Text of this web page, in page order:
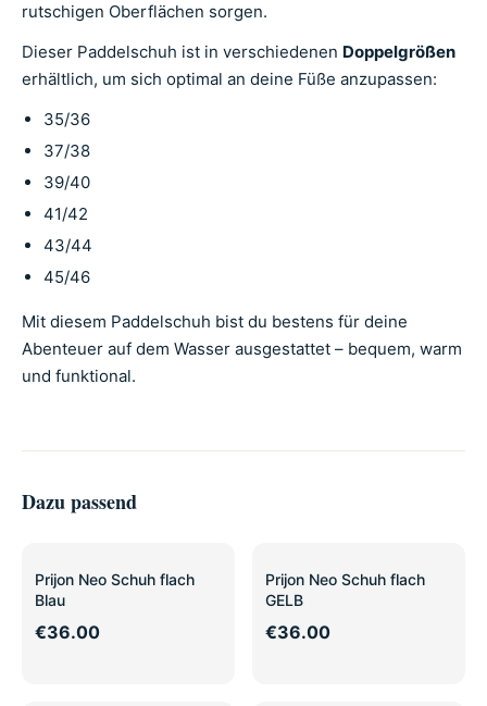
rutschigen Oberflächen sorgen.
Dieser Paddelschuh ist in verschiedenen Doppelgrößen
erhältlich, um sich optimal an deine Füße anzupassen:
35/36
37/38
39/40
41/42
43/44
45/46
Mit diesem Paddelschuh bist du bestens für deine
Abenteuer auf dem Wasser ausgestattet – bequem, warm
und funktional.
Dazu passend
Prijon Neo Schuh flach
Blau
€36.00
Prijon Neo Schuh flach
GELB
€36.00